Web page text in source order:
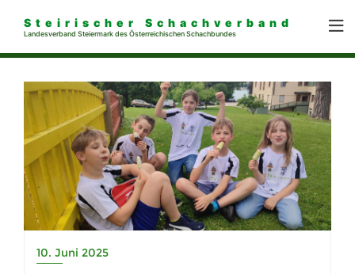
Steirischer Schachverband
Landesverband Steiermark des Österreichischen Schachbundes
10. Juni 2025